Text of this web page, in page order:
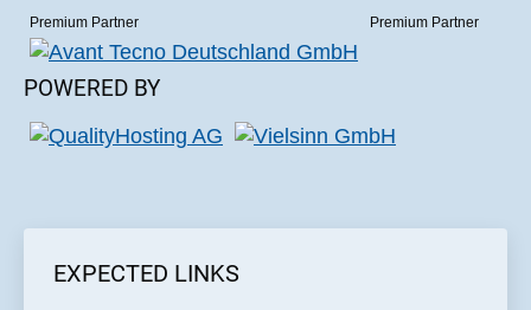
Premium Partner Premium Partner
POWERED BY
EXPECTED LINKS